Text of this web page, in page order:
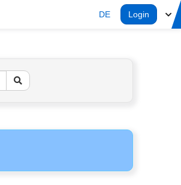
DE Login